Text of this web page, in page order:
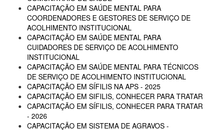
CAPACITAÇÃO EM SAÚDE MENTAL PARA
COORDENADORES E GESTORES DE SERVIÇO DE
ACOLHIMENTO INSTITUCIONAL
CAPACITAÇÃO EM SAÚDE MENTAL PARA
CUIDADORES DE SERVIÇO DE ACOLHIMENTO
INSTITUCIONAL
CAPACITAÇÃO EM SAÚDE MENTAL PARA TÉCNICOS
DE SERVIÇO DE ACOLHIMENTO INSTITUCIONAL
CAPACITAÇÃO EM SÍFILIS NA APS - 2025
CAPACITAÇÃO EM SIFILIS, CONHECER PARA TRATAR
CAPACITAÇÃO EM SÍFILIS, CONHECER PARA TRATAR
- 2026
CAPACITAÇÃO EM SISTEMA DE AGRAVOS -